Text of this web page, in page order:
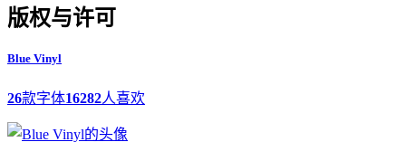
版权与许可
Blue Vinyl
26款字体16282人喜欢